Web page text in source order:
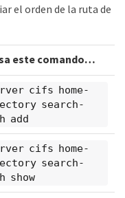
el orden de la ruta de
este comando…​
cifs home-
search-
add
cifs home-
search-
show